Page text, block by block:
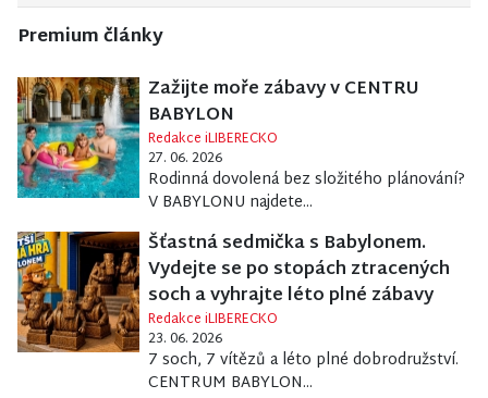
Premium články
Zažijte moře zábavy v CENTRU
BABYLON
Redakce iLIBERECKO
27. 06. 2026
Rodinná dovolená bez složitého plánování?
V BABYLONU najdete...
Šťastná sedmička s Babylonem.
Vydejte se po stopách ztracených
soch a vyhrajte léto plné zábavy
Redakce iLIBERECKO
23. 06. 2026
7 soch, 7 vítězů a léto plné dobrodružství.
CENTRUM BABYLON...